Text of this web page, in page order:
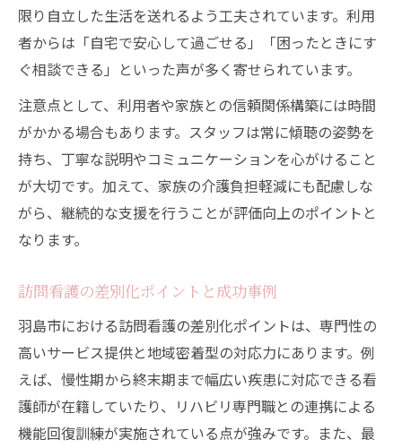
限り自立した生活を送れるよう工夫されています。利用
者からは「自宅で安心して過ごせる」「困ったときにす
ぐ相談できる」といった声が多く寄せられています。
注意点として、利用者や家族との信頼関係構築には時間
がかかる場合もあります。スタッフは常に傾聴の姿勢を
持ち、丁寧な説明やコミュニケーションを心がけること
が大切です。加えて、家族の介護負担軽減にも配慮しな
がら、継続的な支援を行うことが評価向上のポイントと
なります。
訪問看護の差別化ポイントと成功事例
羽島市における訪問看護の差別化ポイントは、専門性の
高いサービス提供と地域密着型の対応力にあります。例
えば、慢性期から終末期まで幅広い疾患に対応できる看
護師が在籍していたり、リハビリ専門職との連携による
機能回復訓練が実施されている点が強みです。また、最